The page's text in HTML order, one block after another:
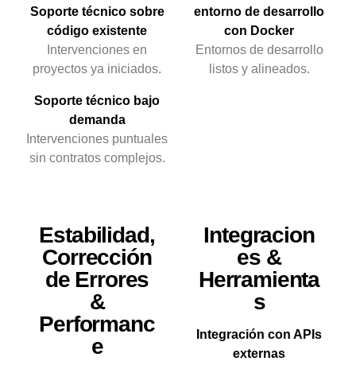
Soporte técnico sobre
código existente
Intervenciones en
proyectos ya iniciados.
Soporte técnico bajo
demanda
Intervenciones puntuales
sin contratos complejos.
entorno de desarrollo
con Docker
Entornos de desarrollo
listos y alineados.
Estabilidad,
Corrección
de Errores
&
Performanc
e
Integracion
es &
Herramienta
s
Integración con APIs
externas